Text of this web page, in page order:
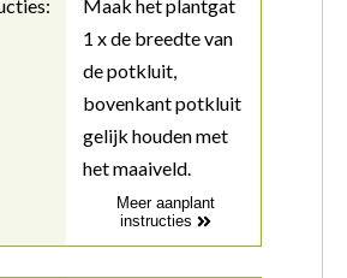
Maak het plantgat
1 x de breedte van
de potkluit,
bovenkant potkluit
gelijk houden met
het maaiveld.
Meer aanplant
instructies